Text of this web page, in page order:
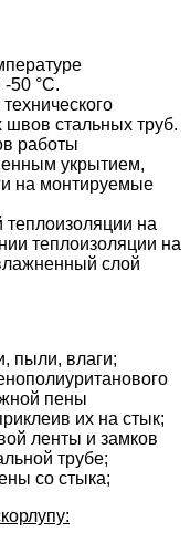
50 °C.
швов стальных труб.
работы
укрытием,
на монтируемые
теплоизоляции на
теплоизоляции на
слой
пыли, влаги;
пены
их на стык;
ленты и замков
трубе;
со стыка;